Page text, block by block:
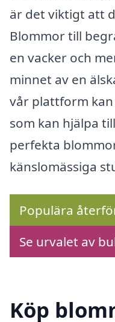
är det viktigt att
Blommor till
en vacker och
minnet av en
vår plattform
som kan hjälpa
perfekta
känslomässiga
Populära
Se urvalet av
Köp